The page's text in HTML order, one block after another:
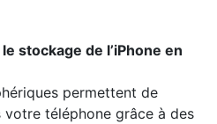
stockage de l’iPhone en
permettent de
téléphone grâce à des